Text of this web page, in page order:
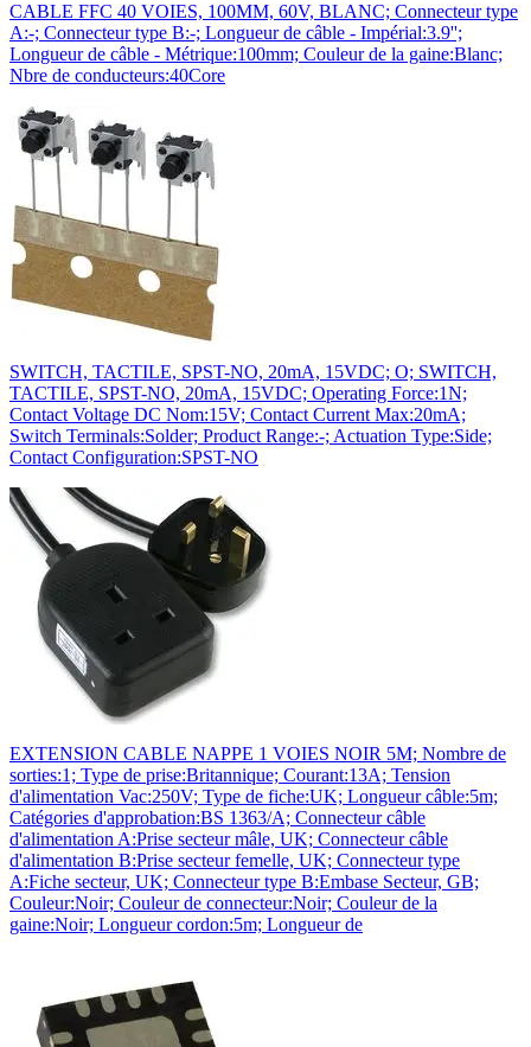
CABLE FFC 40 VOIES, 100MM, 60V, BLANC; Connecteur type
A:-; Connecteur type B:-; Longueur de câble - Impérial:3.9'';
Longueur de câble - Métrique:100mm; Couleur de la gaine:Blanc;
Nbre de conducteurs:40Core
SWITCH, TACTILE, SPST-NO, 20mA, 15VDC; O; SWITCH,
TACTILE, SPST-NO, 20mA, 15VDC; Operating Force:1N;
Contact Voltage DC Nom:15V; Contact Current Max:20mA;
Switch Terminals:Solder; Product Range:-; Actuation Type:Side;
Contact Configuration:SPST-NO
EXTENSION CABLE NAPPE 1 VOIES NOIR 5M; Nombre de
sorties:1; Type de prise:Britannique; Courant:13A; Tension
d'alimentation Vac:250V; Type de fiche:UK; Longueur câble:5m;
Catégories d'approbation:BS 1363/A; Connecteur câble
d'alimentation A:Prise secteur mâle, UK; Connecteur câble
d'alimentation B:Prise secteur femelle, UK; Connecteur type
A:Fiche secteur, UK; Connecteur type B:Embase Secteur, GB;
Couleur:Noir; Couleur de connecteur:Noir; Couleur de la
gaine:Noir; Longueur cordon:5m; Longueur de